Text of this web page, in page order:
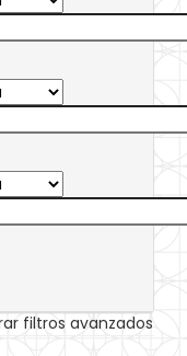
filtros avanzados